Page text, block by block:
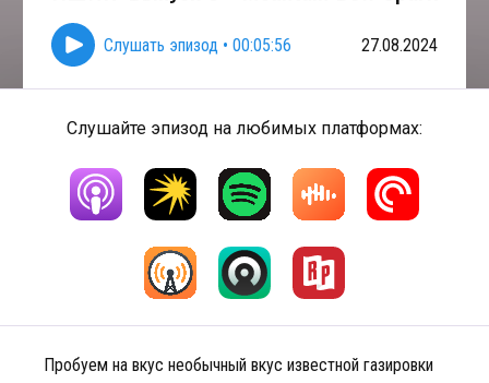
Слушать эпизод • 00:05:56 27.08.2024
Слушайте эпизод на любимых платформах:
Пробуем на вкус необычный вкус известной газировки